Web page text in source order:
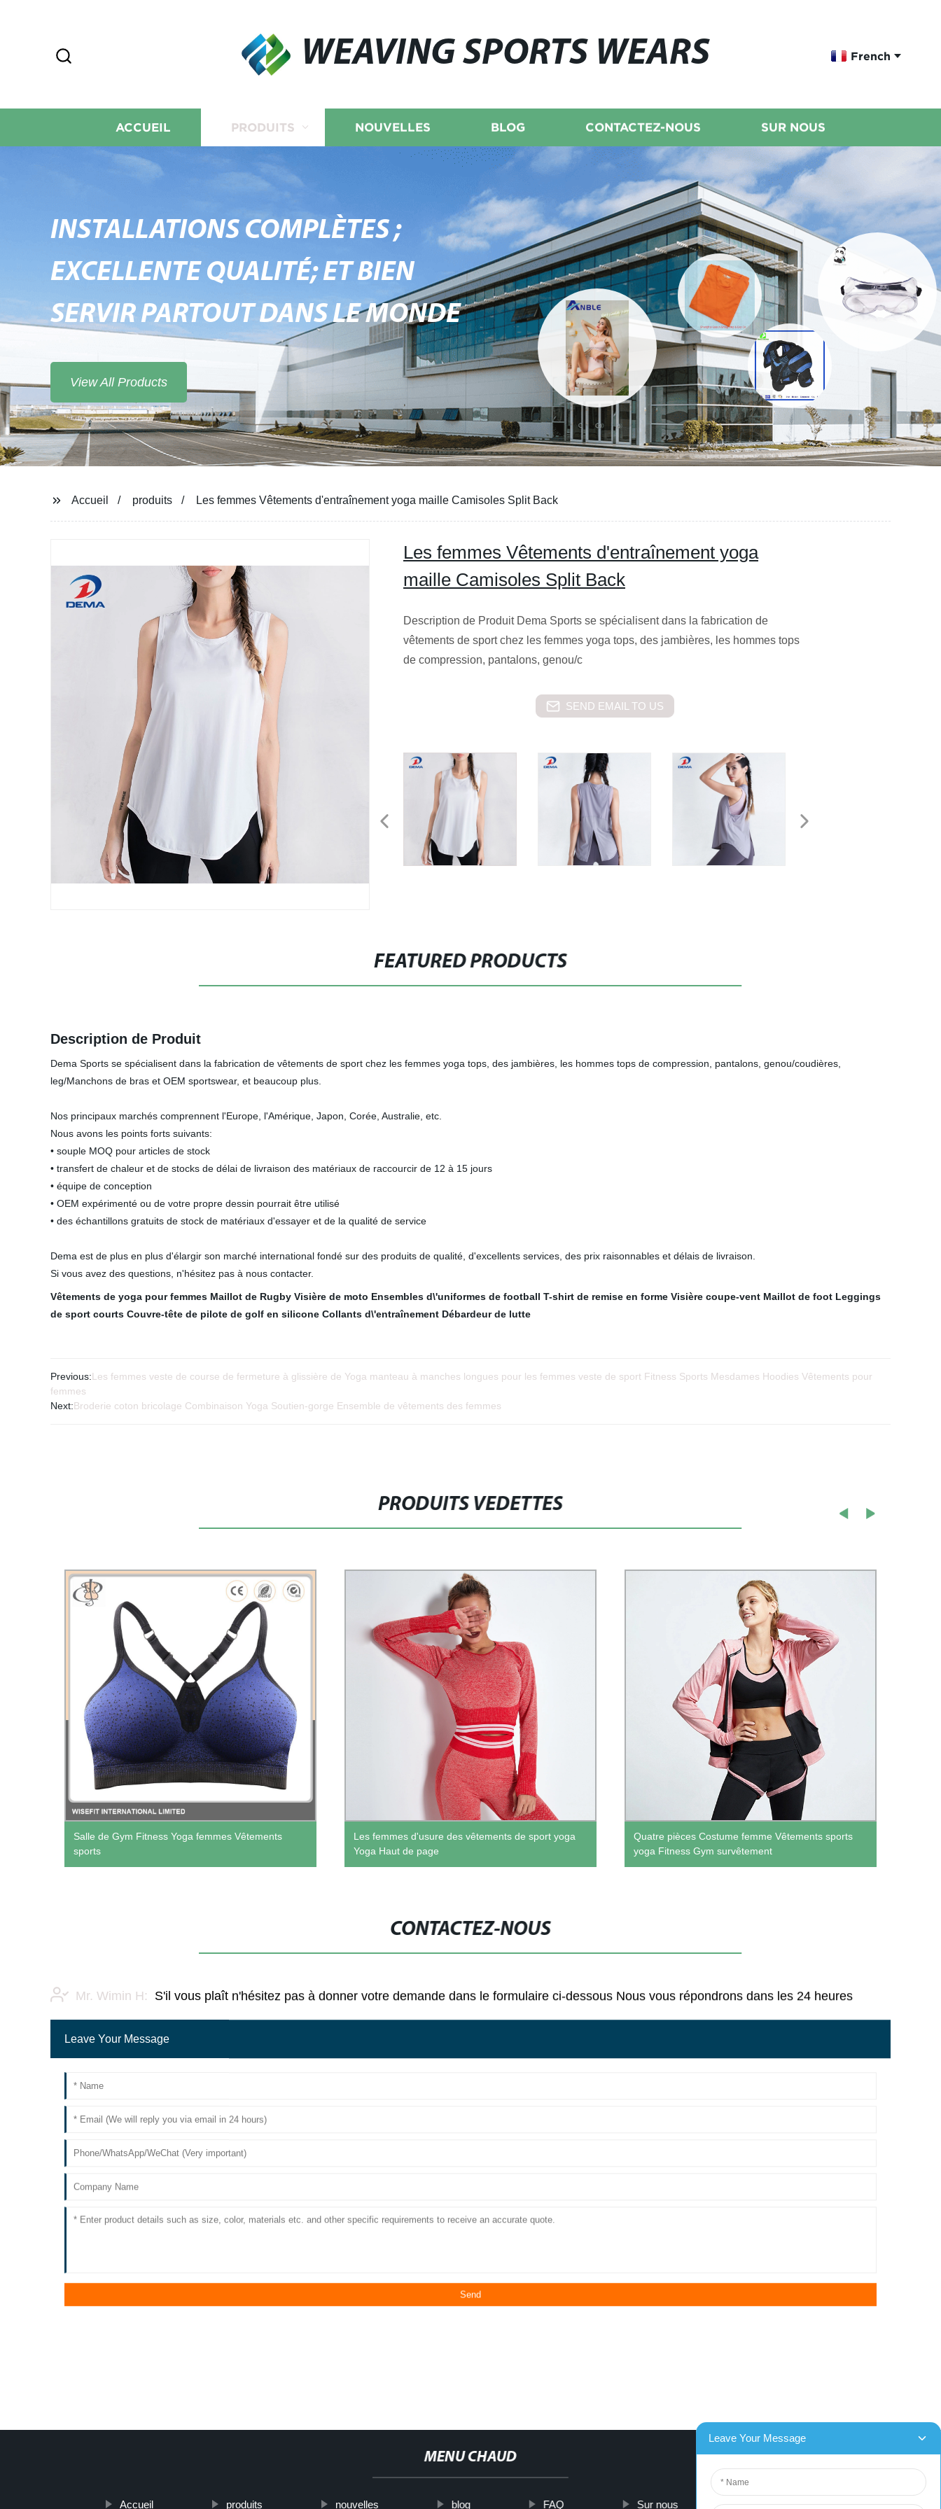
WEAVING SPORTS WEARS French
ACCUEIL PRODUITS NOUVELLES BLOG CONTACTEZ-NOUS SUR NOUS
INSTALLATIONS COMPLÈTES ;
EXCELLENTE QUALITÉ; ET BIEN
SERVIR PARTOUT DANS LE MONDE
View All Products
Accueil produits Les femmes Vêtements d'entraînement yoga maille Camisoles Split Back
Les femmes Vêtements d'entraînement yoga
maille Camisoles Split Back
Description de Produit Dema Sports se spécialisent dans la fabrication de
vêtements de sport chez les femmes yoga tops, des jambières, les hommes tops
de compression, pantalons, genou/c
SEND EMAIL TO US
FEATURED PRODUCTS
Description de Produit
Dema Sports se spécialisent dans la fabrication de vêtements de sport chez les femmes yoga tops, des jambières, les hommes tops de compression, pantalons, genou/coudières,
leg/Manchons de bras et OEM sportswear, et beaucoup plus.
Nos principaux marchés comprennent l'Europe, l'Amérique, Japon, Corée, Australie, etc.
Nous avons les points forts suivants:
• souple MOQ pour articles de stock
• transfert de chaleur et de stocks de délai de livraison des matériaux de raccourcir de 12 à 15 jours
• équipe de conception
• OEM expérimenté ou de votre propre dessin pourrait être utilisé
• des échantillons gratuits de stock de matériaux d'essayer et de la qualité de service
Dema est de plus en plus d'élargir son marché international fondé sur des produits de qualité, d'excellents services, des prix raisonnables et délais de livraison.
Si vous avez des questions, n'hésitez pas à nous contacter.
Vêtements de yoga pour femmes Maillot de Rugby Visière de moto Ensembles d\'uniformes de football T-shirt de remise en forme Visière coupe-vent Maillot de foot Leggings
de sport courts Couvre-tête de pilote de golf en silicone Collants d\'entraînement Débardeur de lutte
Previous:Les femmes veste de course de fermeture à glissière de Yoga manteau à manches longues pour les femmes veste de sport Fitness Sports Mesdames Hoodies Vêtements pour
femmes
Next:Broderie coton bricolage Combinaison Yoga Soutien-gorge Ensemble de vêtements des femmes
PRODUITS VEDETTES
Salle de Gym Fitness Yoga femmes Vêtements
sports
Les femmes d'usure des vêtements de sport yoga
Yoga Haut de page
Quatre pièces Costume femme Vêtements sports
yoga Fitness Gym survêtement
CONTACTEZ-NOUS
Mr. Wimin H: S'il vous plaît n'hésitez pas à donner votre demande dans le formulaire ci-dessous Nous vous répondrons dans les 24 heures
MENU CHAUD
Accueil produits nouvelles blog FAQ Sur nous contactez-nous